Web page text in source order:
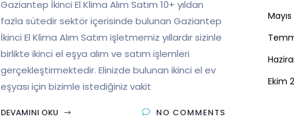
Gaziantep İkinci El Klima Alım Satım 10+ yıldan
fazla sütedir sektör içerisinde bulunan Gaziantep
İkinci El Klima Alım Satım işletmemiz yıllardır sizinle
birlikte ikinci el eşya alım ve satım işlemleri
gerçekleştirmektedir. Elinizde bulunan ikinci el ev
eşyası için bizimle istediğiniz vakit
DEVAMINI OKU NO COMMENTS
Ekim